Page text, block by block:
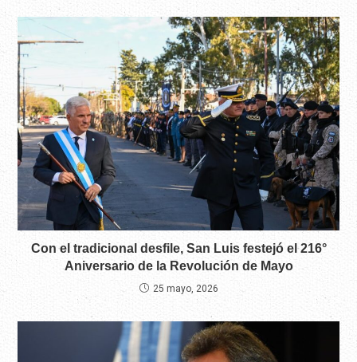
Con el tradicional desfile, San Luis festejó el 216°
Aniversario de la Revolución de Mayo
25 mayo, 2026